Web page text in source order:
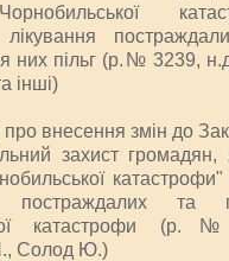
лікування
них пільг (р.№ 3239,
інші)
внесення змін до
захист громадян,
постраждалих та
катастрофи
Солод Ю.)